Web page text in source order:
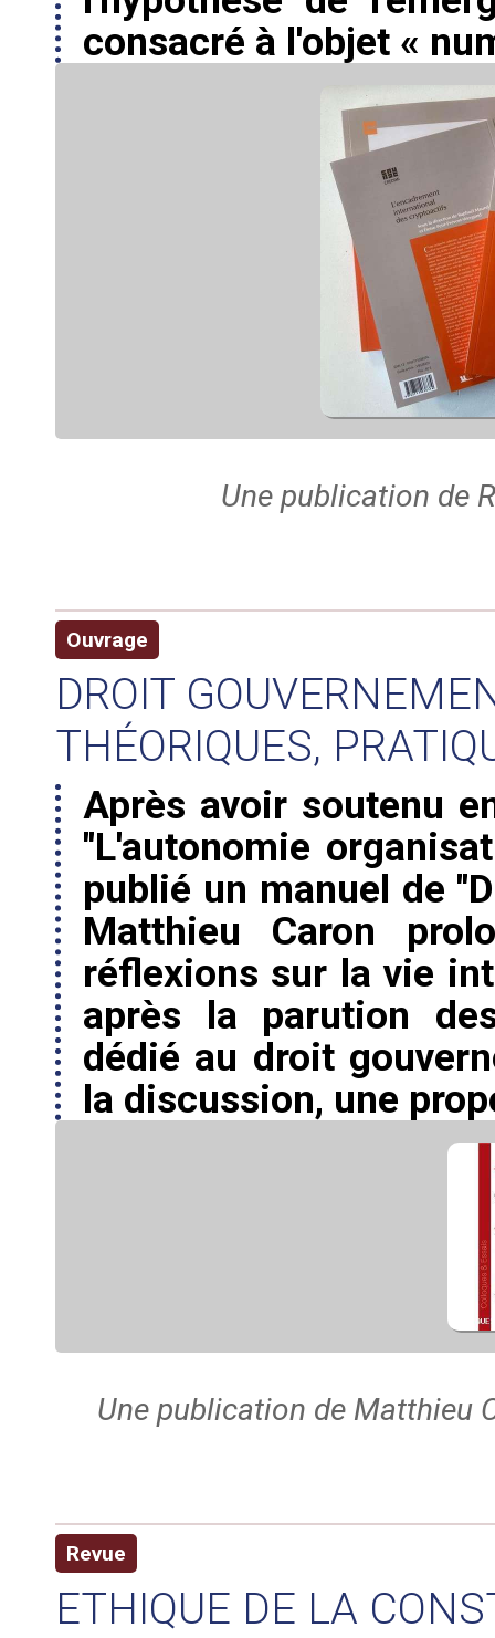
consacré à l'objet «
Une publication de
Ouvrage
DROIT
THÉORIQUES,
Après avoir soutenu
"L'autonomie
publié un manuel de
Matthieu Caron
réflexions sur la vie
après la parution
dédié au droit
la discussion, une
Une publication de Matthieu
Revue
ETHIQUE DE LA